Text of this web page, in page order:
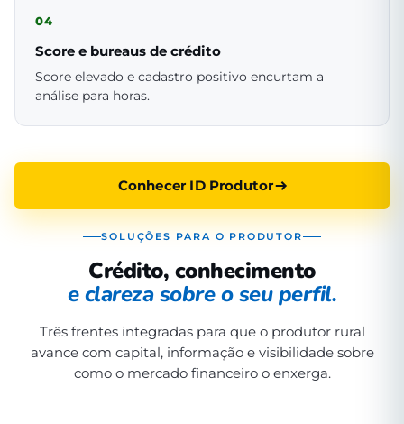
04
Score e bureaus de crédito
Score elevado e cadastro positivo encurtam a
análise para horas.
Conhecer ID Produtor
SOLUÇÕES PARA O PRODUTOR
Crédito, conhecimento
e clareza sobre o seu perfil.
Três frentes integradas para que o produtor rural
avance com capital, informação e visibilidade sobre
como o mercado financeiro o enxerga.